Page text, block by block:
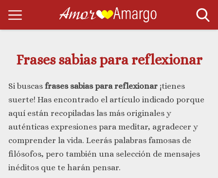
Frases sabias para reflexionar
Si buscas frases sabias para reflexionar ¡tienes
suerte! Has encontrado el artículo indicado porque
aquí están recopiladas las más originales y
auténticas expresiones para meditar, agradecer y
comprender la vida. Leerás palabras famosas de
filósofos, pero también una selección de mensajes
inéditos que te harán pensar.